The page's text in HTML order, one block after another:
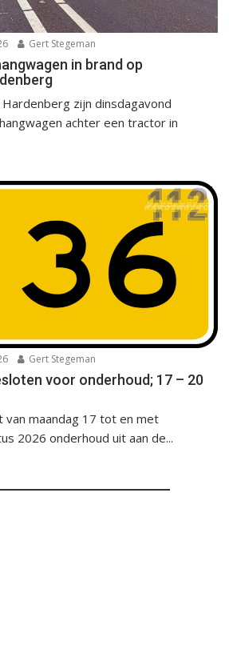
Gert Stegeman
in brand op
zijn dinsdagavond
achter een tractor in
Gert Stegeman
voor onderhoud; 17 – 20
maandag 17 tot en met
2026 onderhoud uit aan de...